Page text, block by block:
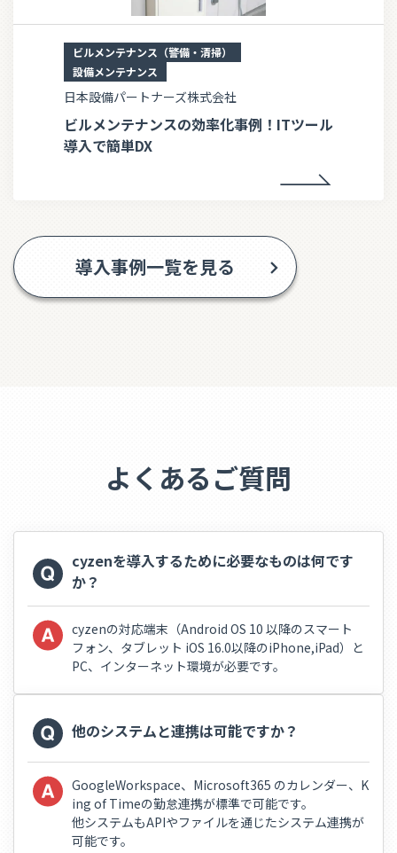
ビルメンテナンス（警備・清掃）
設備メンテナンス
日本設備パートナーズ株式会社
ビルメンテナンスの効率化事例！ITツール
導入で簡単DX
導入事例一覧を見る
よくあるご質問
cyzenを導入するために必要なものは何です
か？
cyzenの対応端末（Android OS 10 以降のスマート
フォン、タブレット iOS 16.0以降のiPhone,iPad）と
PC、インターネット環境が必要です。
他のシステムと連携は可能ですか？
GoogleWorkspace、Microsoft365 のカレンダー、K
ing of Timeの勤怠連携が標準で可能です。
他システムもAPIやファイルを通じたシステム連携が
可能です。